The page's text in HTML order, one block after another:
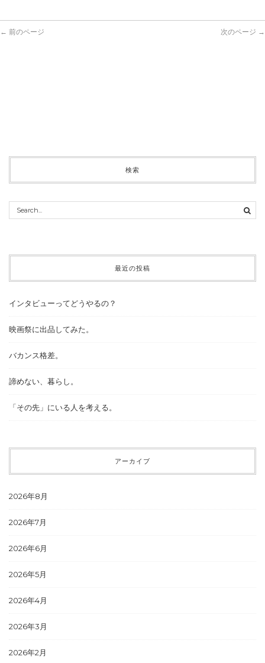
← 前のページ 次のページ →
検索
最近の投稿
インタビューってどうやるの？
映画祭に出品してみた。
バカンス格差。
諦めない、暮らし。
「その先」にいる人を考える。
アーカイブ
2026年8月
2026年7月
2026年6月
2026年5月
2026年4月
2026年3月
2026年2月